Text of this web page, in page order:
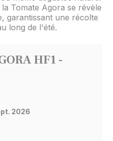
Tomate Agora se révèle
garantissant une récolte
long de l'été.
HF1 -
2026